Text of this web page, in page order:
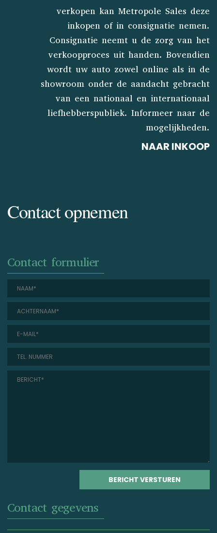
verkopen kan Metropole Sales deze
inkopen of in consignatie nemen.
Consignatie neemt u de zorg van het
verkoopproces uit handen. Bovendien
wordt uw auto zowel online als in de
showroom onder de aandacht gebracht
van een nationaal en internationaal
liefhebberspubliek. Informeer naar de
mogelijkheden.
NAAR INKOOP
Contact opnemen
Contact formulier
Contact gegevens